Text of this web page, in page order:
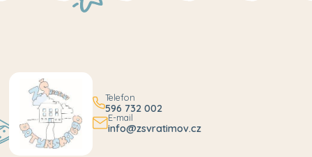
Telefon
596 732 002
E-mail
info@zsvratimov.cz